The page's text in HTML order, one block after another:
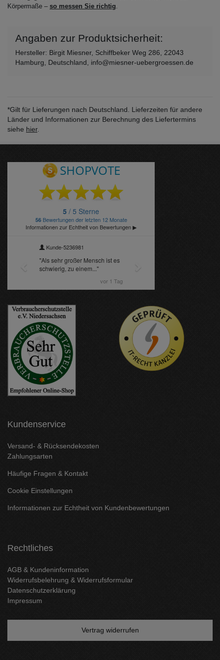
Körpermaße – so messen Sie richtig.
Angaben zur Produktsicherheit:
Hersteller: Birgit Miesner, Schiffbeker Weg 286, 22043
Hamburg, Deutschland, info@miesner-uebergroessen.de
*Gilt für Lieferungen nach Deutschland. Lieferzeiten für andere
Länder und Informationen zur Berechnung des Liefertermins
siehe hier.
Kundenservice
Versand- & Rücksendekosten
Zahlungsarten
Häufige Fragen & Kontakt
Cookie Einstellungen
Informationen zur Echtheit von Kundenbewertungen
Rechtliches
AGB & Kundeninformation
Widerrufsbelehrung & Widerrufsformular
Datenschutzerklärung
Impressum
Vertrag widerrufen